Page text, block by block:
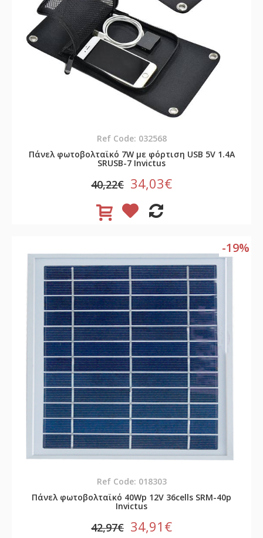
Ref Code: 032568
Πάνελ φωτοβολταϊκό 7W με φόρτιση USB 5V 1.4A
SRUSB-7 Invictus
40,22€ 34,03€
-19%
Ref Code: 018303
Πάνελ φωτοβολταϊκό 40Wp 12V 36cells SRM-40p
Invictus
42,97€ 34,91€